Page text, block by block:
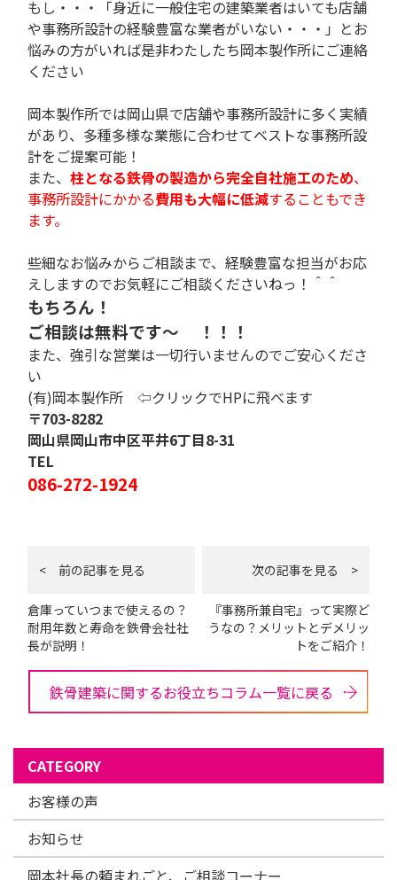
もし・・・「身近に一般住宅の建築業者はいても店舗
や事務所設計の経験豊富な業者がいない・・・」とお
悩みの方がいれば是非わたしたち岡本製作所にご連絡
ください
岡本製作所では岡山県で店舗や事務所設計に多く実績
があり、多種多様な業態に合わせてベストな事務所設
計をご提案可能！
また、 柱となる鉄骨の製造から完全自社施工のため、
事務所設計にかかる費用も大幅に低減することもでき
ます。
些細なお悩みからご相談まで、経験豊富な担当がお応
えしますのでお気軽にご相談くださいねっ！＾＾
もちろん！
ご相談は無料です〜
！！！
また、強引な営業は一切行いませんのでご安心くださ
い
(有)岡本製作所 ⇦クリックでHPに飛べます
〒703-8282
岡山県岡山市中区平井6丁目8-31
TEL
086-272-1924
< 前の記事を見る
倉庫っていつまで使えるの？
耐用年数と寿命を鉄骨会社社
長が説明！
次の記事を見る >
『事務所兼自宅』って実際ど
うなの？メリットとデメリッ
トをご紹介！
鉄骨建築に関するお役立ちコラム一覧に戻る
CATEGORY
お客様の声
お知らせ